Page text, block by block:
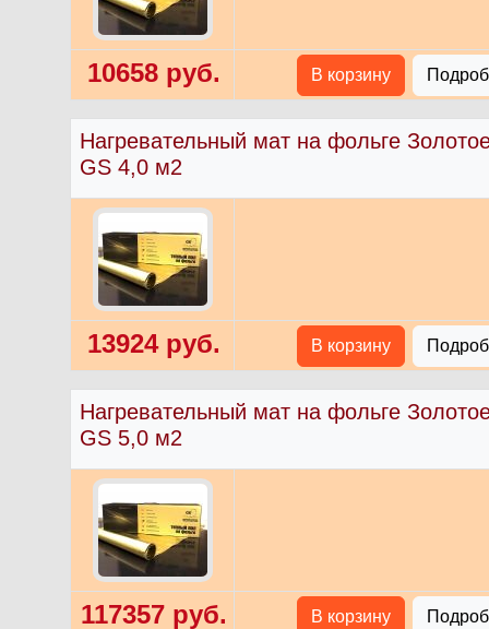
10658 руб. В корзину
Нагревательный мат на фольге
GS 4,0 м2
13924 руб. В корзину
Нагревательный мат на фольге
GS 5,0 м2
117357 руб. В корзину